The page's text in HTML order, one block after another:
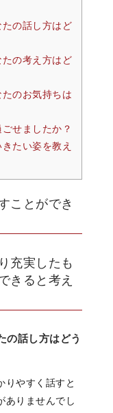
の話し方はど
の考え方はど
のお気持ちは
せましたか？
たい姿を教え
ことができ
充実したも
きると考え
の話し方はどう
りやすく話すと
ありませんでし